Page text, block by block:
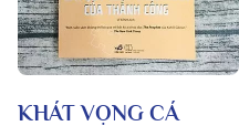
KHÁT VỌNG CÁ